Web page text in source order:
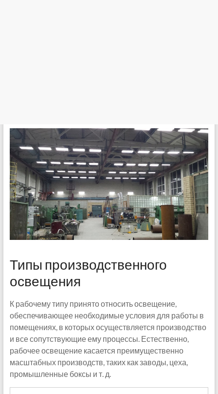
Типы производственного
освещения
К рабочему типу принято относить освещение,
обеспечивающее необходимые условия для работы в
помещениях, в которых осуществляется производство
и все сопутствующие ему процессы. Естественно,
рабочее освещение касается преимущественно
масштабных производств, таких как заводы, цеха,
промышленные боксы и т. д.